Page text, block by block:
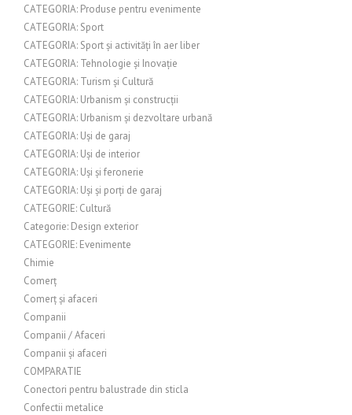
CATEGORIA: Produse pentru evenimente
CATEGORIA: Sport
CATEGORIA: Sport și activități în aer liber
CATEGORIA: Tehnologie și Inovație
CATEGORIA: Turism și Cultură
CATEGORIA: Urbanism și construcții
CATEGORIA: Urbanism și dezvoltare urbană
CATEGORIA: Uși de garaj
CATEGORIA: Uși de interior
CATEGORIA: Uși și feronerie
CATEGORIA: Uși și porți de garaj
CATEGORIE: Cultură
Categorie: Design exterior
CATEGORIE: Evenimente
Chimie
Comerț
Comerț și afaceri
Companii
Companii / Afaceri
Companii și afaceri
COMPARATIE
Conectori pentru balustrade din sticla
Confectii metalice